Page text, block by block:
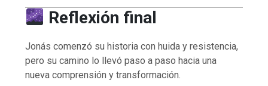
Reflexión final
Jonás comenzó su historia con huida y resistencia,
pero su camino lo llevó paso a paso hacia una
nueva comprensión y transformación.